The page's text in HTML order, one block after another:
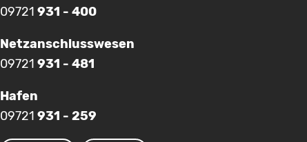
09721 931 - 400
Netzanschlusswesen
09721 931 - 481
Hafen
09721 931 - 259